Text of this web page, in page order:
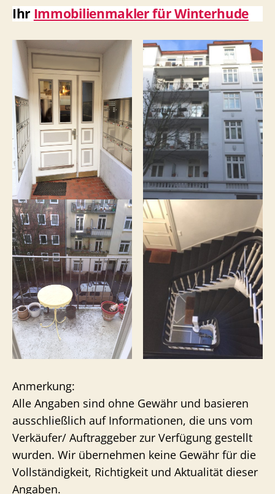
Ihr Immobilienmakler für Winterhude
Anmerkung:
Alle Angaben sind ohne Gewähr und basieren
ausschließlich auf Informationen, die uns vom
Verkäufer/ Auftraggeber zur Verfügung gestellt
wurden. Wir übernehmen keine Gewähr für die
Vollständigkeit, Richtigkeit und Aktualität dieser
Angaben.